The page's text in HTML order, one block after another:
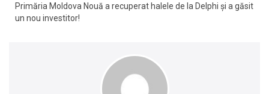
Primăria Moldova Nouă a recuperat halele de la Delphi și a găsit
un nou investitor!